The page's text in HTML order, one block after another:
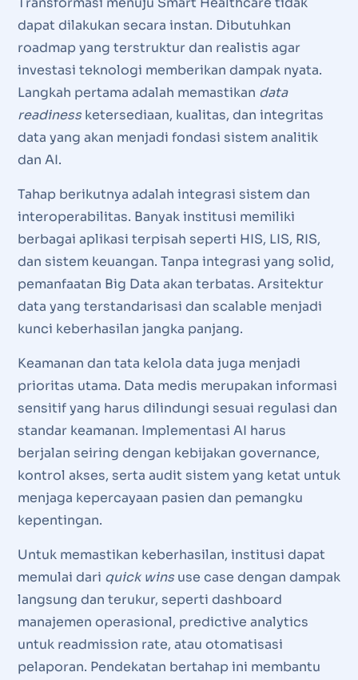
dapat dilakukan secara instan. Dibutuhkan
roadmap yang terstruktur dan realistis agar
investasi teknologi memberikan dampak nyata.
Langkah pertama adalah memastikan data
readinessketersediaan, kualitas, dan integritas
data yang akan menjadi fondasi sistem analitik
dan AI.
Tahap berikutnya adalah integrasi sistem dan
interoperabilitas. Banyak institusi memiliki
berbagai aplikasi terpisah seperti HIS, LIS, RIS,
dan sistem keuangan. Tanpa integrasi yang solid,
pemanfaatan Big Data akan terbatas. Arsitektur
data yang terstandarisasi dan scalable menjadi
kunci keberhasilan jangka panjang.
Keamanan dan tata kelola data juga menjadi
prioritas utama. Data medis merupakan informasi
sensitif yang harus dilindungi sesuai regulasi dan
standar keamanan. Implementasi AI harus
berjalan seiring dengan kebijakan governance,
kontrol akses, serta audit sistem yang ketat untuk
menjaga kepercayaan pasien dan pemangku
kepentingan.
Untuk memastikan keberhasilan, institusi dapat
memulai dari quick winsuse case dengan dampak
langsung dan terukur, seperti dashboard
manajemen operasional, predictive analytics
untuk readmission rate, atau otomatisasi
pelaporan. Pendekatan bertahap ini membantu